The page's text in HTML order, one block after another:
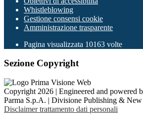
Whistleblowing
Gestione consensi cookie
Amministrazione trasparente
Pagina visualizzata 10163 volte
Sezione Copyright
Copyright 2026 | Engineered and powered
Parma S.p.A. | Divisione Publishing &
Disclaimer trattamento dati personali